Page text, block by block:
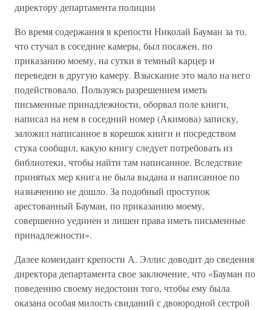
директору департамента полиции
Во время содержания в крепости Николай Бауман за то,
что стучал в соседние камеры, был посажен, по
приказанию моему, на сутки в темный карцер и
переведен в другую камеру. Взыскание это мало на него
подействовало. Пользуясь разрешением иметь
письменные принадлежности, оборвал поле книги,
написал на нем в соседний номер (Акимова) записку,
заложил написанное в корешок книги и посредством
стука сообщил, какую книгу следует потребовать из
библиотеки, чтобы найти там написанное. Вследствие
принятых мер книга не была выдана и написанное по
назначению не дошло. За подобный проступок
арестованный Бауман, по приказанию моему,
совершенно уединен и лишен права иметь письменные
принадлежности».
Далее комендант крепости А. Эллис доводит до сведения
директора департамента свое заключение, что «Бауман по
поведению своему недостоин того, чтобы ему была
оказана особая милость свиданий с двоюродной сестрой